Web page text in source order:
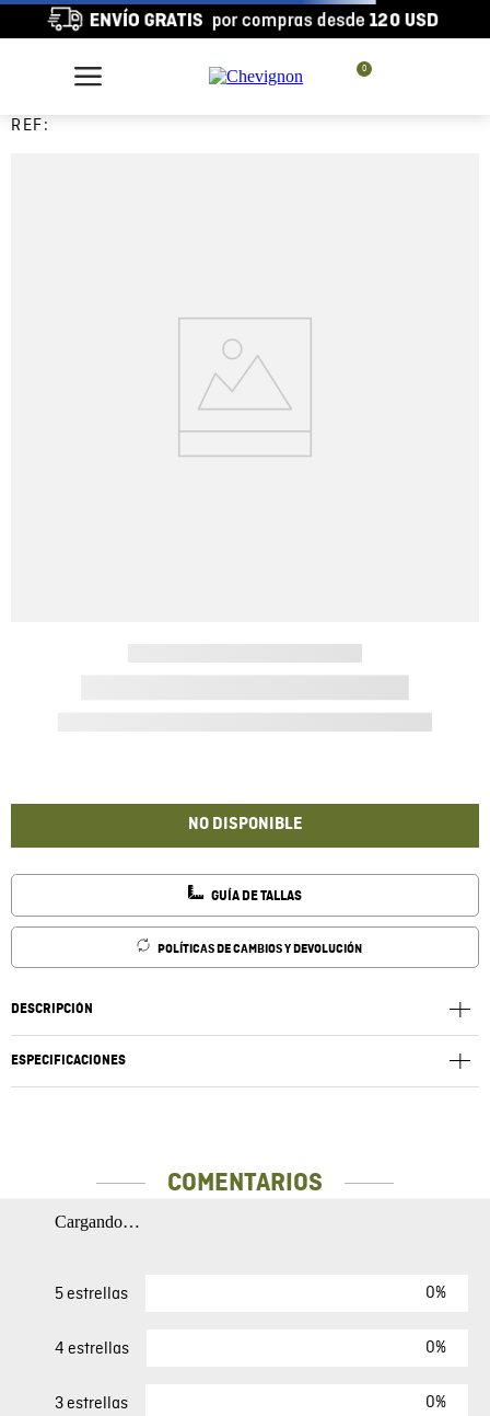
0
REF:
NO DISPONIBLE
GUÍA DE TALLAS
POLÍTICAS DE CAMBIOS Y DEVOLUCIÓN
DESCRIPCIÓN
ESPECIFICACIONES
COMENTARIOS
Cargando…
5 estrellas 0%
4 estrellas 0%
3 estrellas 0%